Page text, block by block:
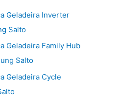
Geladeira Inverter
Salto
Geladeira Family Hub
Salto
Geladeira Cycle